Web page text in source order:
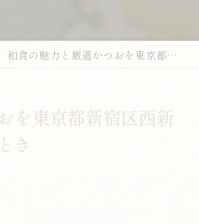
和食の魅力と厳選かつおを東京都新宿区西新宿で味わう上質なひととき
を東京都新宿区西新
き